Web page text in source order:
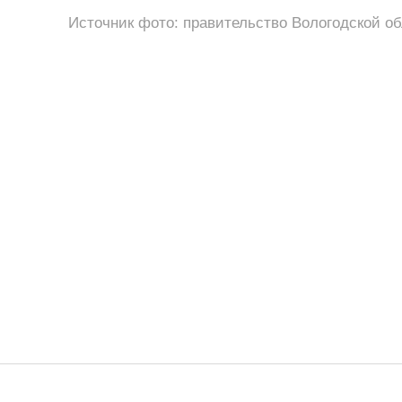
Источник фото: правительство Вологодской